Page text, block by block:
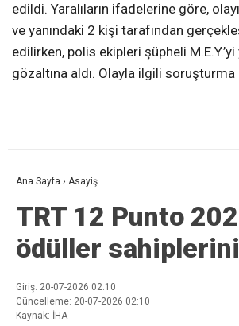
edildi. Yaralıların ifadelerine göre,
ve yanındaki 2 kişi tarafından
edilirken, polis ekipleri şüpheli
gözaltına aldı. Olayla ilgili
Ana Sayfa › Asayiş
TRT 12 Punto
ödüller
Giriş: 20-07-2026 02:10
Güncelleme: 20-07-2026 02:10
Kaynak: İHA